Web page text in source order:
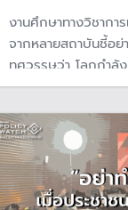
งานศึกษาทางวิชากา
จากหลายสถาบันชี้อย่
ทศวรรษว่า โลกกำลั
ประชาธิปไตยในแท
นิติธรรม ไปจนถึงเส